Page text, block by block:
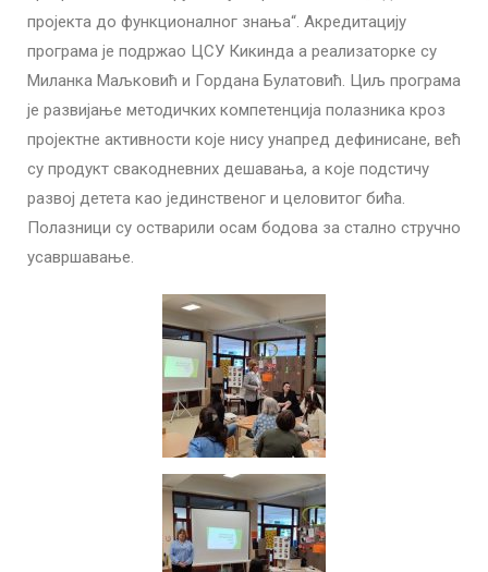
пројекта до функционалног знања“. Акредитацију
програма је подржао ЦСУ Кикинда а реализаторке су
Миланка Маљковић и Гордана Булатовић. Циљ програма
је развијање методичких компетенција полазника кроз
пројектне активности које нису унапред дефинисане, већ
су продукт свакодневних дешавања, а које подстичу
развој детета као јединственог и целовитог бића.
Полазници су остварили осам бодова за стално стручно
усавршавање.